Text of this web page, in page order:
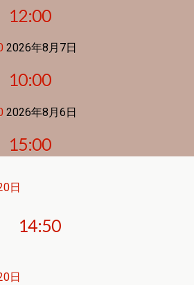
12:00
2026年8月7日
10:00
2026年8月6日
15:00
日
14:50
日